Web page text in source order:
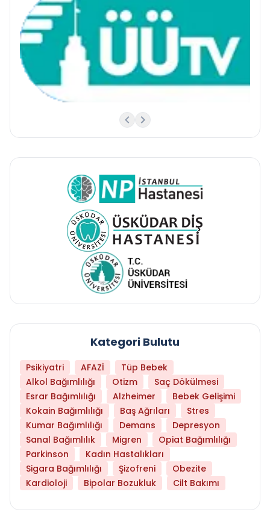
Kategori Bulutu
Psikiyatri AFAZİ
Tüp Bebek
Alkol Bağımlılığı
Otizm
Saç Dökülmesi
Esrar Bağımlılığı
Alzheimer
Bebek Gelişimi
Kokain Bağımlılığı
Baş Ağrıları
Stres
Kumar Bağımlılığı
Demans
Depresyon
Sanal Bağımlılık
Migren
Opiat Bağımlılığı
Parkinson
Kadın Hastalıkları
Sigara Bağımlılığı
Şizofreni
Obezite
Kardioloji
Bipolar Bozukluk Cilt Bakımı